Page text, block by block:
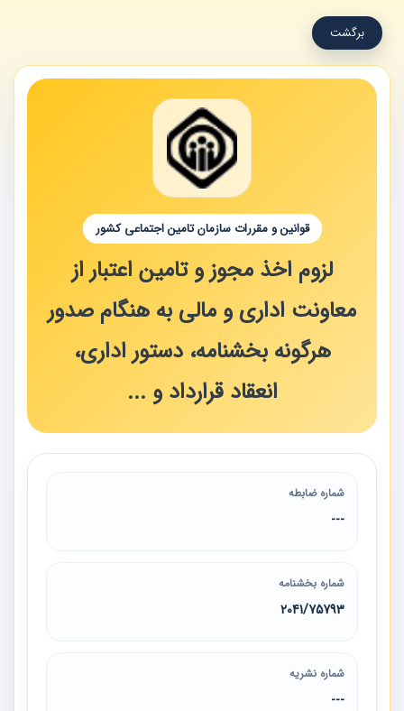
برگشت
قوانین و مقررات سازمان تامین اجتماعی کشور
لزوم اخذ مجوز و تامین اعتبار از
معاونت اداری و مالی به هنگام صدور
هرگونه بخشنامه، دستور اداری،
انعقاد قرارداد و ...
شماره ضابطه
---
شماره بخشنامه
2041/75793
شماره نشریه
---